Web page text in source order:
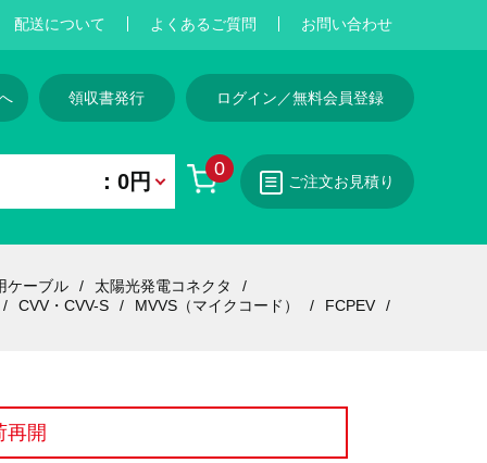
配送について よくあるご質問 お問い合わせ
領収書発行 ログイン／無料会員登録
0
：0円 ご注文お見積り
ケーブル
太陽光発電コネクタ
CVV・CVV-S MVVS（マイクコード）
FCPEV
再開